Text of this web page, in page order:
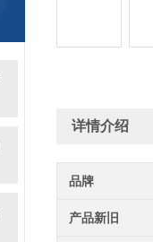
详情介绍
品牌
产品新旧